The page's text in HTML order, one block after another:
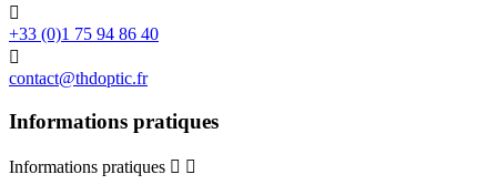

+33 (0)1 75 94 86 40

contact@thdoptic.fr
Informations pratiques
Informations pratiques  